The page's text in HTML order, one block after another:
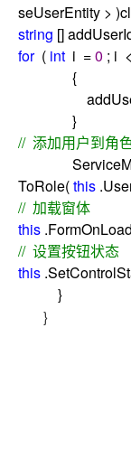
seUserEntity >
string []
for ( int i =0 ; i <
{
}
// 添加用户到角
ToRole(this
// 加载窗体
this
// 设置按钮状态
this
}
}